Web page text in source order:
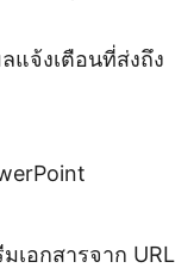
แจ้งเตือนที่ส่งถึง
เอกสารจาก URL